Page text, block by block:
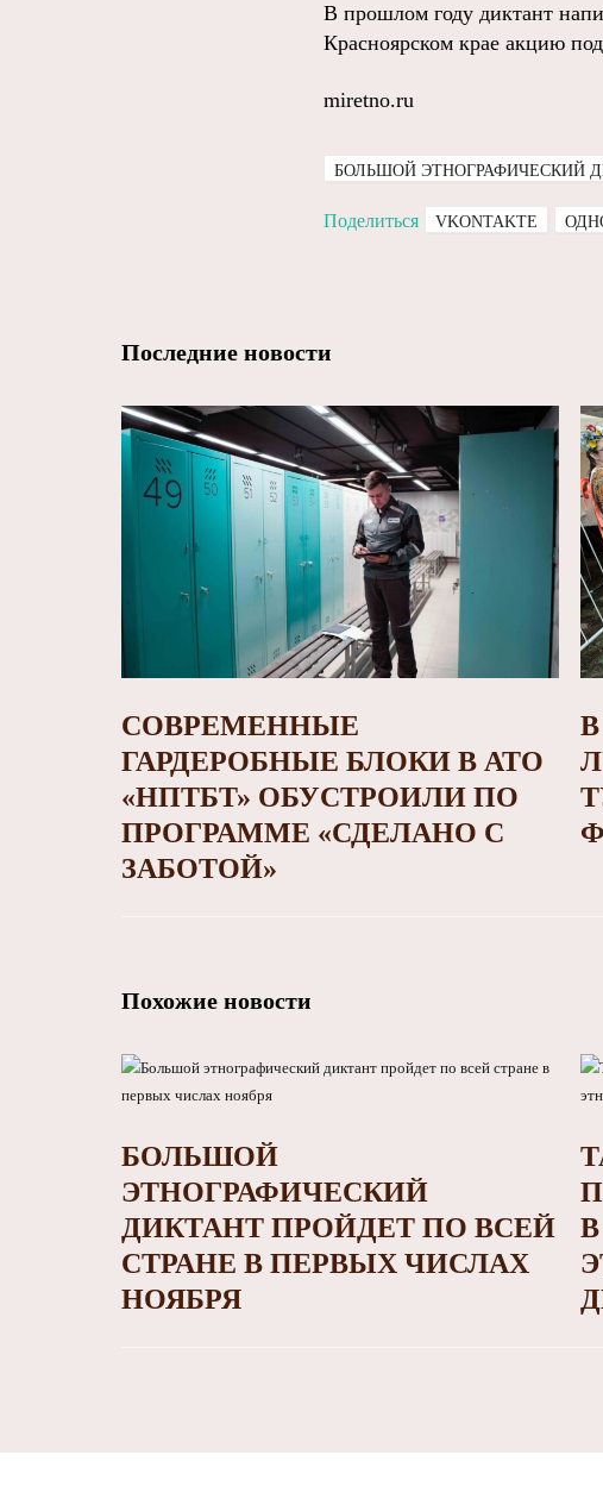
В прошлом году диктант
Красноярском крае акцию
miretno.ru
БОЛЬШОЙ ЭТНОГРАФИЧЕСКИЙ
Поделиться VKONTAKTE
Последние новости
СОВРЕМЕННЫЕ
ГАРДЕРОБНЫЕ БЛОКИ В АТО
«НПТБТ» ОБУСТРОИЛИ ПО
ПРОГРАММЕ «СДЕЛАНО С
ЗАБОТОЙ»
Похожие новости
БОЛЬШОЙ
ЭТНОГРАФИЧЕСКИЙ
ДИКТАНТ ПРОЙДЕТ ПО ВСЕЙ
СТРАНЕ В ПЕРВЫХ ЧИСЛАХ
НОЯБРЯ